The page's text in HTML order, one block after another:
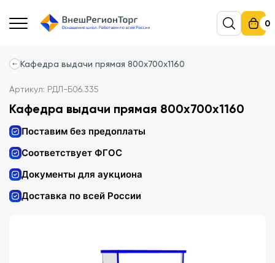
0
Кафедра выдачи прямая 800х700х1160
Артикул: РДЛ-Б06.335
Кафедра выдачи прямая 800х700х1160
Поставим без предоплаты
Соответствует ФГОС
Документы для аукциона
Доставка по всей России